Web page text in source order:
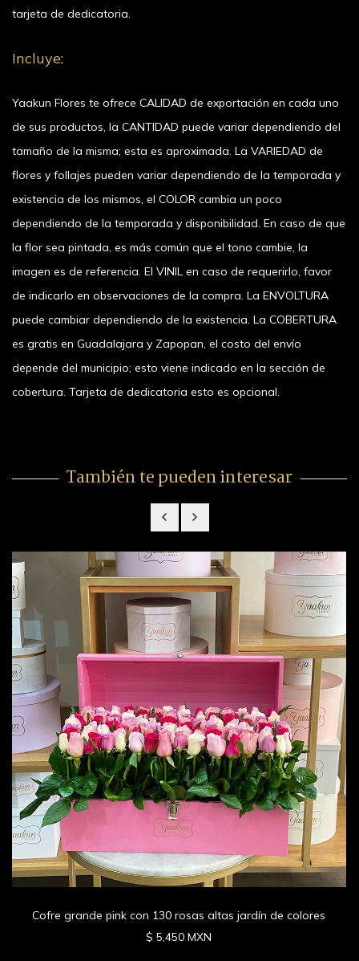
tarjeta de dedicatoria.
Incluye:
Yaakun Flores te ofrece CALIDAD de exportación en cada uno
de sus productos, la CANTIDAD puede variar dependiendo del
tamaño de la misma; esta es aproximada. La VARIEDAD de
flores y follajes pueden variar dependiendo de la temporada y
existencia de los mismos, el COLOR cambia un poco
dependiendo de la temporada y disponibilidad. En caso de que
la flor sea pintada, es más común que el tono cambie, la
imagen es de referencia. El VINIL en caso de requerirlo, favor
de indicarlo en observaciones de la compra. La ENVOLTURA
puede cambiar dependiendo de la existencia. La COBERTURA
es gratis en Guadalajara y Zapopan, el costo del envío
depende del municipio; esto viene indicado en la sección de
cobertura. Tarjeta de dedicatoria esto es opcional.
También te pueden interesar
Cofre grande pink con 130 rosas altas jardín de colores
$ 5,450 MXN